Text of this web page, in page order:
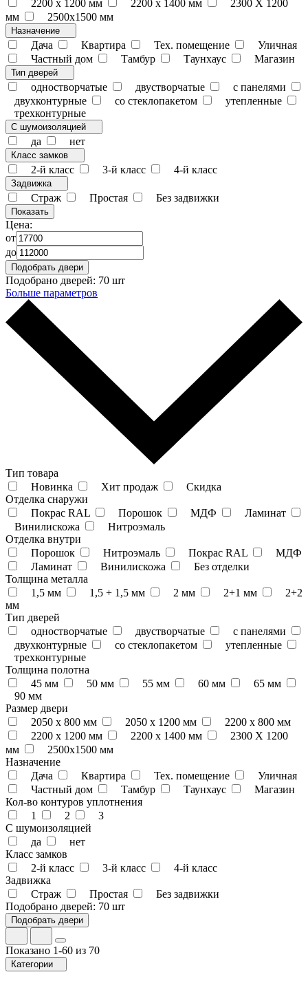
2200 x 1200 мм 2200 х 1400 мм
2300 Х 1200
мм
2500х1500 мм
Назначение
Дача Квартира Тех. помещение
Уличная
Частный дом
Тамбур Таунхаус Магазин
Тип дверей
одностворчатые двустворчатые
с панелями
двухконтурные
со стеклопакетом
утепленные
трехконтурные
С шумоизоляцией
да нет
Класс замков
2-й класс 3-й класс 4-й класс
Задвижка
Страж Простая Без задвижки
Цена:
от
до
Подобрано дверей: 70 шт
Больше параметров
Тип товара
Новинка
Хит продаж
Скидка
Отделка снаружи
Покрас RAL
Порошок МДФ
Ламинат
Винилискожа
Нитроэмаль
Отделка внутри
Порошок
Нитроэмаль Покрас RAL
МДФ
Ламинат
Винилискожа
Без отделки
Толщина металла
1,5 мм
1,5 + 1,5 мм 2 мм 2+1 мм
2+2
мм
Тип дверей
одностворчатые
двустворчатые
с панелями
двухконтурные
со стеклопакетом
утепленные
трехконтурные
Толщина полотна
45 мм
50 мм 55 мм 60 мм
65 мм
90 мм
Размер двери
2050 x 800 мм
2050 x 1200 мм
2200 x 800 мм
2200 x 1200 мм
2200 х 1400 мм
2300 Х 1200
мм
2500х1500 мм
Назначение
Дача
Квартира Тех. помещение
Уличная
Частный дом
Тамбур Таунхаус
Магазин
Кол-во контуров уплотнения
1
2
3
С шумоизоляцией
да
нет
Класс замков
2-й класс
3-й класс
4-й класс
Задвижка
Страж
Простая
Без задвижки
Подобрано дверей: 70 шт
Показано 1-60 из 70
Категории